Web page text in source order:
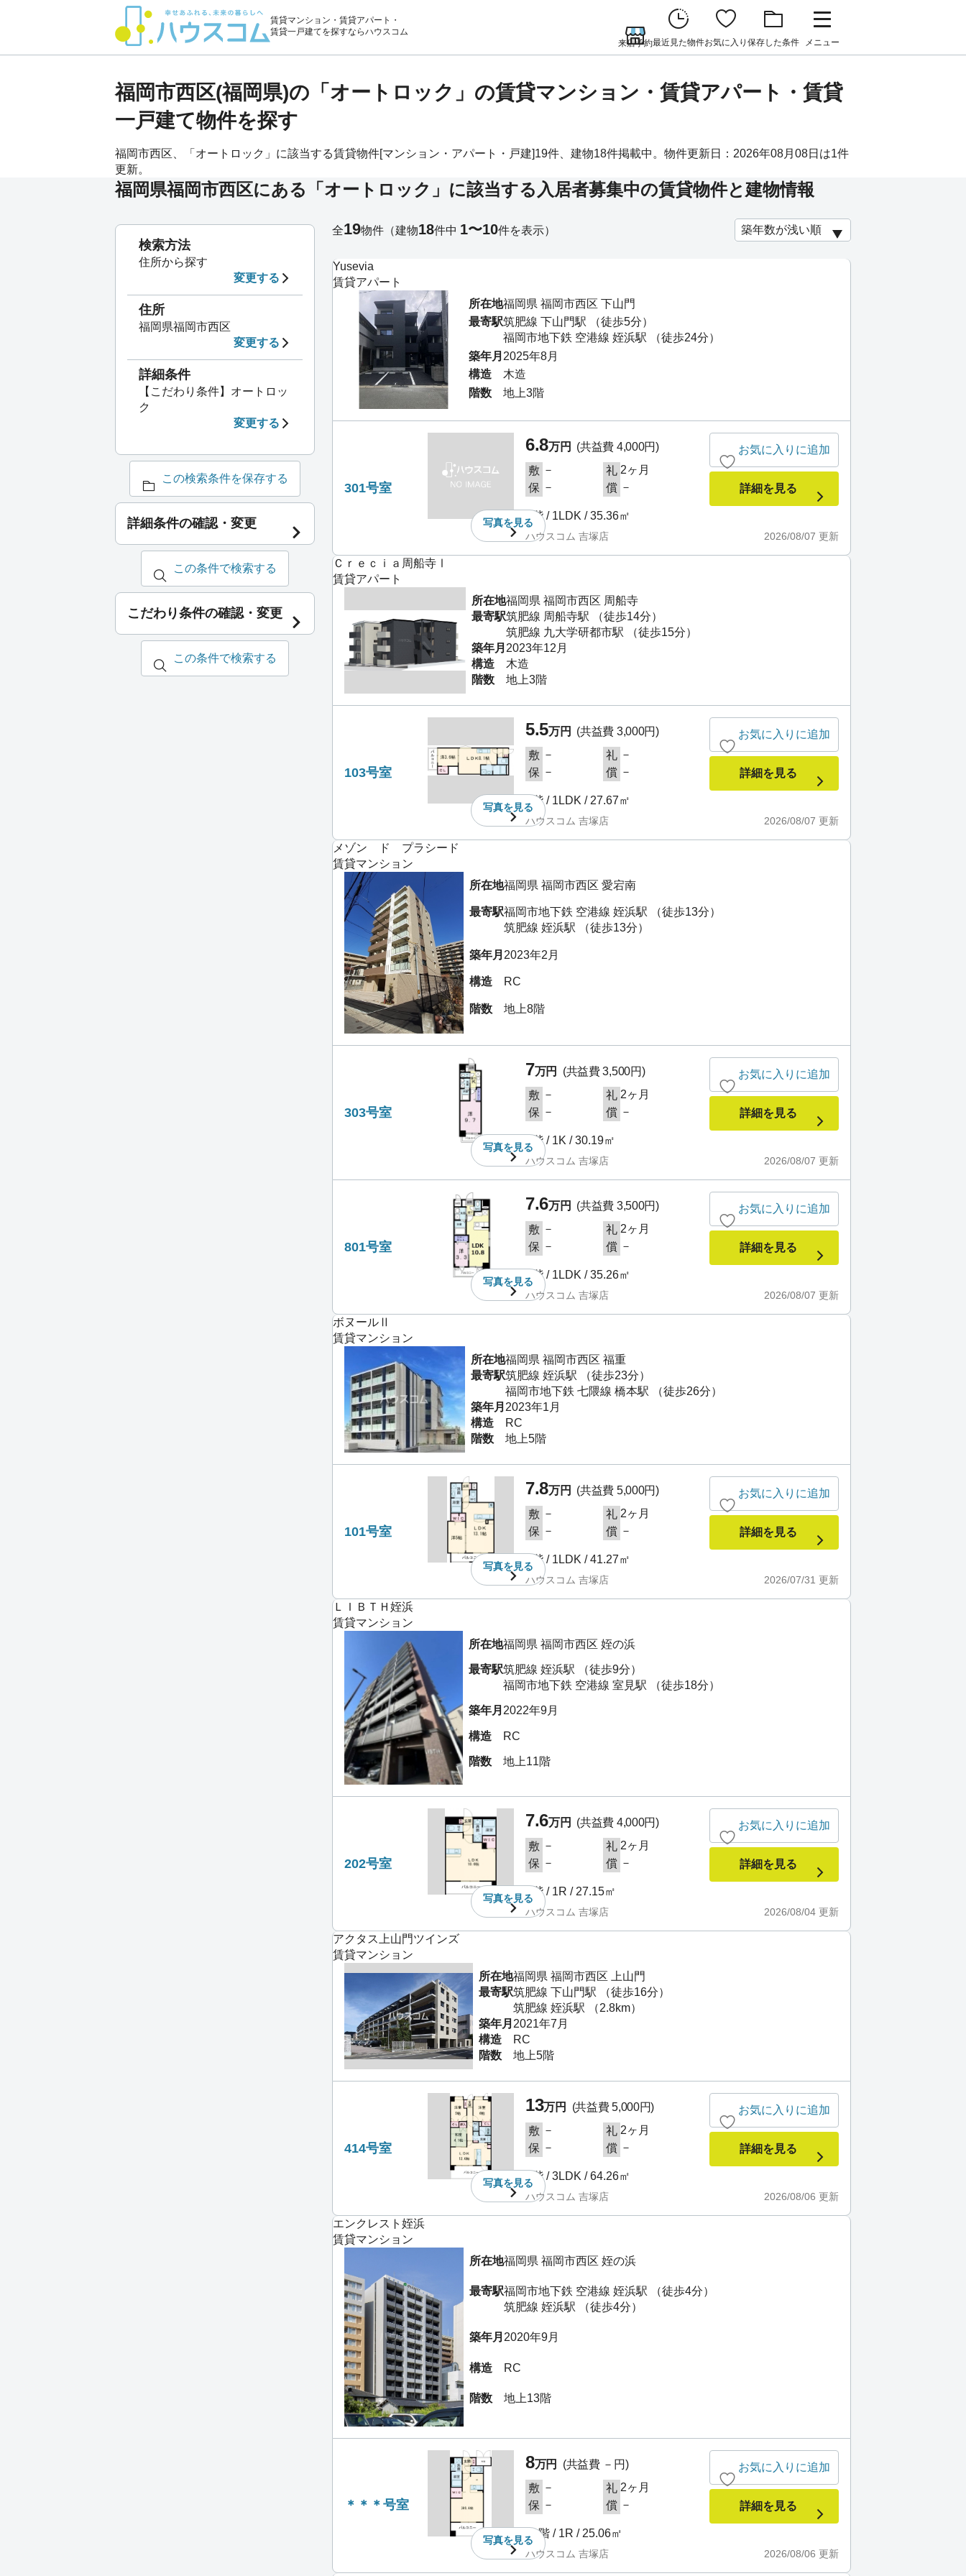
賃貸マンション・賃貸アパート・
賃貸一戸建てを探すならハウスコム
来店予約最近見た物件お気に入り 保存した条件 メニュー
福岡市西区(福岡県)の「オートロック」の賃貸マンション・賃貸アパート・賃貸
一戸建て物件を探す
福岡市西区、「オートロック」に該当する賃貸物件[マンション・アパート・戸建]19件、建物18件掲載中。物件更新日：2026年08月08日は1件
更新。
福岡県福岡市西区にある「オートロック」に該当する入居者募集中の賃貸物件と建物情報
Yusevia
賃貸アパート
所在地福岡県 福岡市西区 下山門
最寄駅筑肥線 下山門駅 （徒歩5分）
福岡市地下鉄 空港線 姪浜駅 （徒歩24分）
築年月 2025年8月
構造
木造
階数
地上3階
301号室
写真を見る
6.8万円
(共益費 4,000円)
敷 － 礼 2ヶ月
保 － 償 －
3階 / 1LDK / 35.36㎡
2026/08/07 更新
ハウスコム 吉塚店
お気に入りに追加
詳細を見る
Ｃｒｅｃｉａ周船寺Ⅰ
賃貸アパート
所在地福岡県 福岡市西区 周船寺
最寄駅筑肥線 周船寺駅 （徒歩14分）
筑肥線 九大学研都市駅 （徒歩15分）
築年月 2023年12月
構造
木造
階数
地上3階
103号室
写真を見る
5.5万円
(共益費 3,000円)
敷 － 礼 －
保 － 償 －
1階 / 1LDK / 27.67㎡
2026/08/07 更新
ハウスコム 吉塚店
お気に入りに追加
詳細を見る
メゾン ド プラシード
賃貸マンション
所在地福岡県 福岡市西区 愛宕南
最寄駅福岡市地下鉄 空港線 姪浜駅 （徒歩13分）
筑肥線 姪浜駅 （徒歩13分）
築年月 2023年2月
構造 RC
階数 地上8階
303号室
写真を見る
7万円
(共益費 3,500円)
敷 － 礼 2ヶ月
保 － 償 －
3階 / 1K / 30.19㎡
2026/08/07 更新
ハウスコム 吉塚店
お気に入りに追加
詳細を見る
801号室
写真を見る
7.6万円
(共益費 3,500円)
敷 － 礼 2ヶ月
保 － 償 －
8階 / 1LDK / 35.26㎡
2026/08/07 更新
ハウスコム 吉塚店
お気に入りに追加
詳細を見る
ボヌールⅡ
賃貸マンション
所在地福岡県 福岡市西区 福重
最寄駅筑肥線 姪浜駅 （徒歩23分）
福岡市地下鉄 七隈線 橋本駅 （徒歩26分）
築年月 2023年1月
構造
RC
階数
地上5階
101号室
写真を見る
7.8万円
(共益費 5,000円)
敷 － 礼 2ヶ月
保 － 償 －
1階 / 1LDK / 41.27㎡
2026/07/31 更新
ハウスコム 吉塚店
お気に入りに追加
詳細を見る
ＬＩＢＴＨ姪浜
賃貸マンション
所在地福岡県 福岡市西区 姪の浜
最寄駅筑肥線 姪浜駅 （徒歩9分）
福岡市地下鉄 空港線 室見駅 （徒歩18分）
築年月 2022年9月
構造 RC
階数 地上11階
202号室
写真を見る
7.6万円
(共益費 4,000円)
敷 － 礼 2ヶ月
保 － 償 －
2階 / 1R / 27.15㎡
2026/08/04 更新
ハウスコム 吉塚店
お気に入りに追加
詳細を見る
アクタス上山門ツインズ
賃貸マンション
所在地福岡県 福岡市西区 上山門
最寄駅筑肥線 下山門駅 （徒歩16分）
筑肥線 姪浜駅 （2.8km）
築年月 2021年7月
構造
RC
階数
地上5階
414号室
写真を見る
13万円
(共益費 5,000円)
敷 － 礼 2ヶ月
保 － 償 －
4階 / 3LDK / 64.26㎡
2026/08/06 更新
ハウスコム 吉塚店
お気に入りに追加
詳細を見る
エンクレスト姪浜
賃貸マンション
所在地福岡県 福岡市西区 姪の浜
最寄駅福岡市地下鉄 空港線 姪浜駅 （徒歩4分）
筑肥線 姪浜駅 （徒歩4分）
築年月 2020年9月
構造 RC
階数 地上13階
＊＊＊号室
写真を見る
8万円
(共益費 －円)
敷 － 礼 2ヶ月
保 － 償 －
11階 / 1R / 25.06㎡
2026/08/06 更新
ハウスコム 吉塚店
お気に入りに追加
詳細を見る
全19物件 （建物18件中 1〜10件を表示）
検索方法
住所から探す
変更する
住所
福岡県福岡市西区
変更する
詳細条件
【こだわり条件】オートロッ
ク
変更する
この検索条件を保存する
詳細条件の確認・変更
この条件で検索する
こだわり条件の確認・変更
この条件で検索する